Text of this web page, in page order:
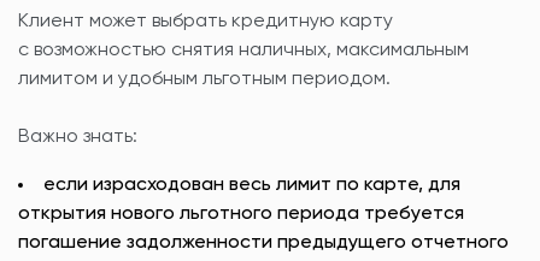
Клиент может выбрать кредитную карту
с возможностью снятия наличных, максимальным
лимитом и удобным льготным периодом.
Важно знать:
если израсходован весь лимит по карте, для
открытия нового льготного периода требуется
погашение задолженности предыдущего отчетного